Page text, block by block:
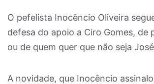
O pefelista Inocêncio Oliveira
defesa do apoio a Ciro Gomes, de
ou de quem quer que não seja
A novidade, que Inocêncio